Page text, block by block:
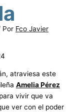
Por Fco Javier
atraviesa este
Amelia Pérez
vivir que va
ver con el poder